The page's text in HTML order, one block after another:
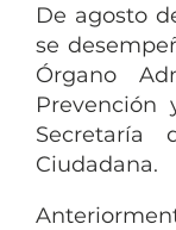
De agosto
se
Órgano
Prevención
Secretaría
Ciudadana.